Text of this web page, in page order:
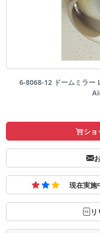
6-8068-12 ドームミラー
ショ
現在実施